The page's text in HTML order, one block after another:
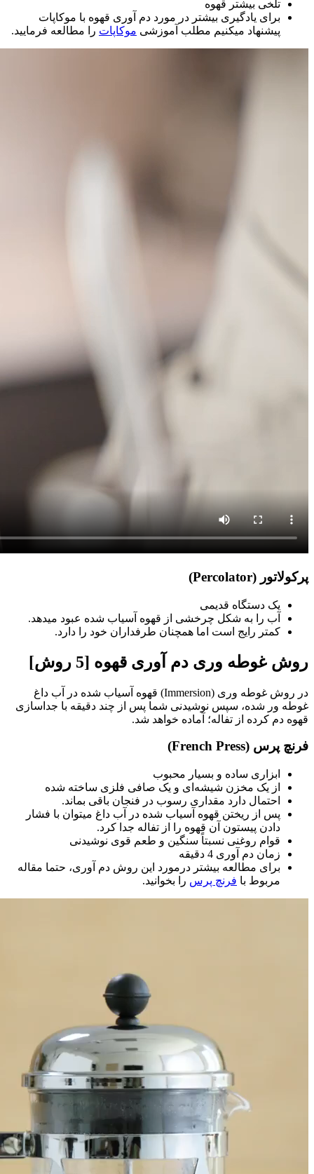
تلخی بیشتر قهوه
برای یادگیری بیشتر در مورد دم آوری قهوه با موکاپات
پیشنهاد میکنیم مطلب آموزشی موکاپات را مطالعه فرمایید.
پرکولاتور (Percolator)
یک دستگاه قدیمی
آب را به شکل چرخشی از قهوه آسیاب شده عبود میدهد.
کمتر رایج است اما همچنان طرفداران خود را دارد.
روش غوطه وری دم آوری قهوه [5 روش]
در روش غوطه وری (Immersion) قهوه آسیاب شده در آب داغ
غوطه ور شده، سپس نوشیدنی شما پس از چند دقیقه با جداسازی
قهوه دم کرده از تفاله؛ آماده خواهد شد.
فرنچ پرس (French Press)
ابزاری ساده و بسیار محبوب
از یک مخزن شیشه‌ای و یک صافی فلزی ساخته شده
احتمال دارد مقداری رسوب در فنجان باقی بماند.
پس از ریختن قهوه آسیاب شده در آب داغ میتوان با فشار
دادن پیستون آن قهوه را از تفاله جدا کرد.
قوام روغنی نسبتاً سنگین و طعم قوی نوشیدنی
زمان دم آوری 4 دقیقه
برای مطالعه بیشتر درمورد این روش دم آوری، حتما مقاله
مربوط با فرنچ پرس را بخوانید.